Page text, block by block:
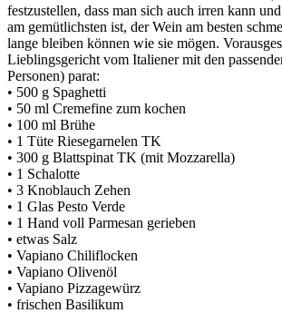
festzustellen, dass man sich auch irren kann
am gemütlichsten ist, der Wein am besten
lange bleiben können wie sie mögen.
Lieblingsgericht vom Italiener mit den
Personen) parat:
• 500 g Spaghetti
• 50 ml Cremefine zum kochen
• 100 ml Brühe
• 1 Tüte Riesegarnelen TK
• 300 g Blattspinat TK (mit Mozzarella)
• 1 Schalotte
• 3 Knoblauch Zehen
• 1 Glas Pesto Verde
• 1 Hand voll Parmesan gerieben
• etwas Salz
• Vapiano Chiliflocken
• Vapiano Olivenöl
• Vapiano Pizzagewürz
• frischen Basilikum